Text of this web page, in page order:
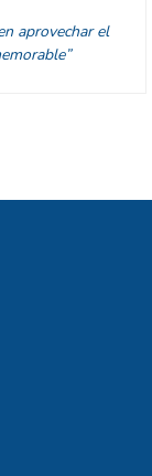
aprovechar el